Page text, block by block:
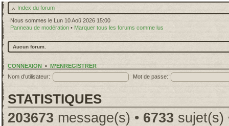
Index du forum
Nous sommes le Lun 10 Aoû 2026 15:00
Panneau de modération • Marquer tous les forums comme lus
Aucun forum.
CONNEXION • M’ENREGISTRER
Nom d’utilisateur:
Mot de passe:
STATISTIQUES
203673 message(s) • 6733 sujet(s)